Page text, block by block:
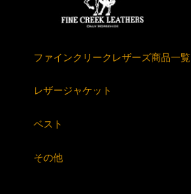
ファインクリークレザーズ商品一覧
レザージャケット
ベスト
その他